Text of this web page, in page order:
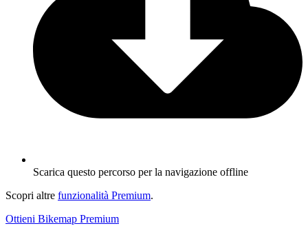
Scarica questo percorso per la navigazione offline
Scopri altre funzionalità Premium.
Ottieni Bikemap Premium